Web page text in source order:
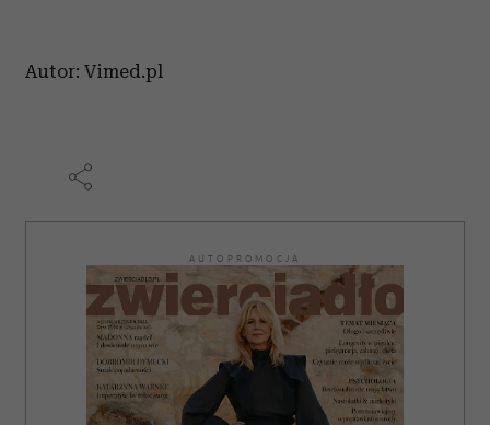
Autor: Vimed.pl
AUTOPROMOCJA